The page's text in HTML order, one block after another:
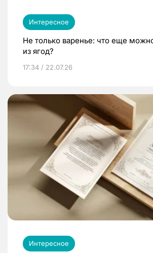
Интересное
Не только варенье: что еще
из ягод?
17:34 / 22.07.26
Интересное